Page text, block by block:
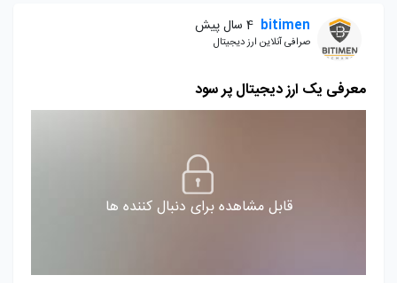
bitimen 4 سال پیش
صرافی آنلاین ارز دیجیتال
معرفی یک ارز دیجیتال پر سود
قابل مشاهده برای دنبال کننده ها